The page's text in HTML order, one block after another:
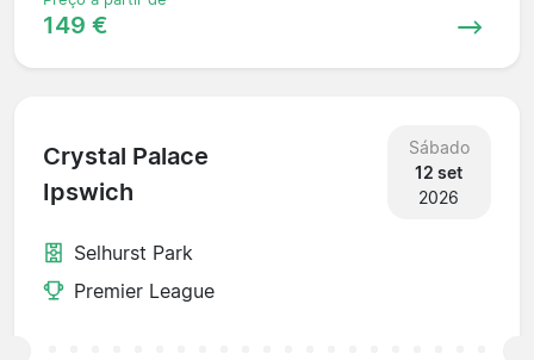
149 €
Crystal Palace
Ipswich
Sábado
12 set
2026
Selhurst Park
Premier League